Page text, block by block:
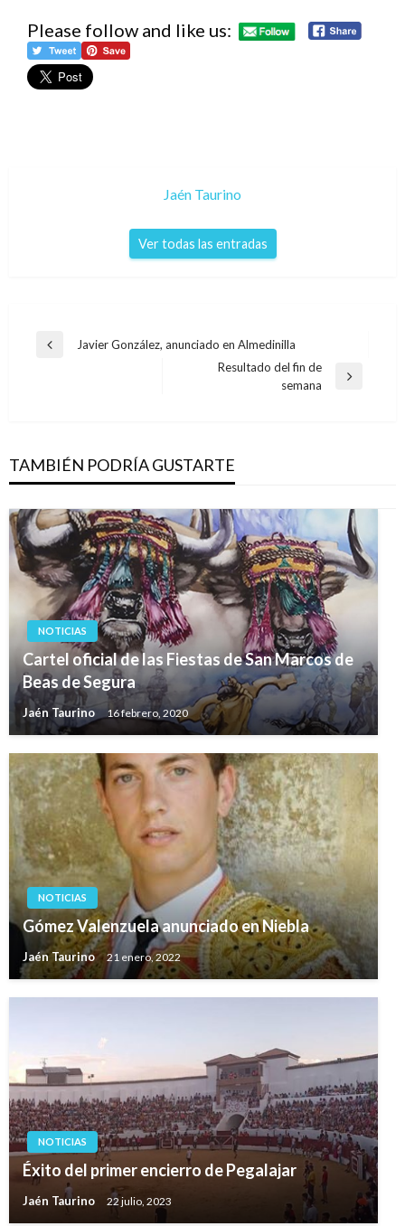
Please follow and like us:
Jaén Taurino
Ver todas las entradas
Navegación
Entrada
Javier González, anunciado en Almedinilla
Resultado del fin de
semana
TAMBIÉN PODRÍA GUSTARTE
NOTICIAS
Cartel oficial de las Fiestas de San Marcos de
Beas de Segura
Jaén Taurino 16 febrero, 2020
NOTICIAS
Gómez Valenzuela anunciado en Niebla
Jaén Taurino 21 enero, 2022
NOTICIAS
Éxito del primer encierro de Pegalajar
Jaén Taurino 22 julio, 2023